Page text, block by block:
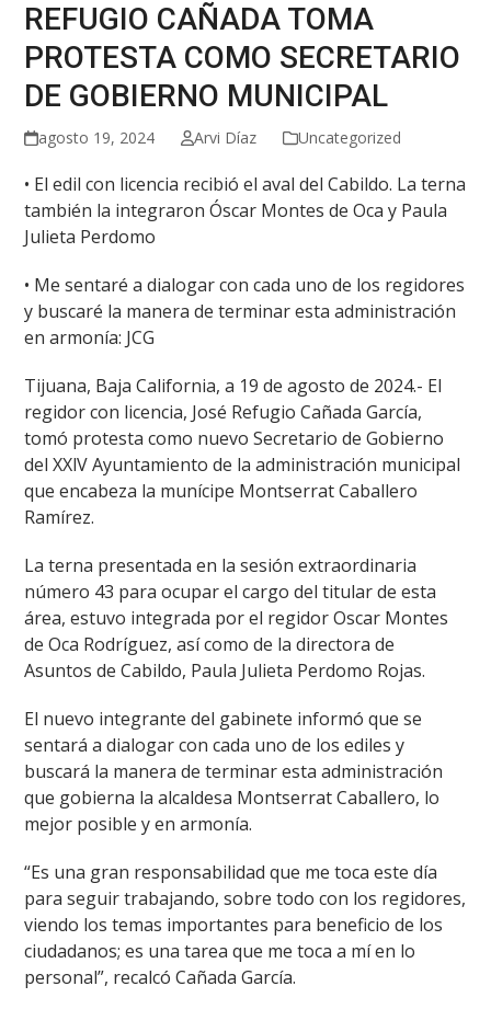
REFUGIO CAÑADA TOMA
PROTESTA COMO SECRETARIO
DE GOBIERNO MUNICIPAL
agosto 19, 2024 Arvi Díaz Uncategorized
• El edil con licencia recibió el aval del Cabildo. La terna
también la integraron Óscar Montes de Oca y Paula
Julieta Perdomo
• Me sentaré a dialogar con cada uno de los regidores
y buscaré la manera de terminar esta administración
en armonía: JCG
Tijuana, Baja California, a 19 de agosto de 2024.- El
regidor con licencia, José Refugio Cañada García,
tomó protesta como nuevo Secretario de Gobierno
del XXlV Ayuntamiento de la administración municipal
que encabeza la munícipe Montserrat Caballero
Ramírez.
La terna presentada en la sesión extraordinaria
número 43 para ocupar el cargo del titular de esta
área, estuvo integrada por el regidor Oscar Montes
de Oca Rodríguez, así como de la directora de
Asuntos de Cabildo, Paula Julieta Perdomo Rojas.
El nuevo integrante del gabinete informó que se
sentará a dialogar con cada uno de los ediles y
buscará la manera de terminar esta administración
que gobierna la alcaldesa Montserrat Caballero, lo
mejor posible y en armonía.
“Es una gran responsabilidad que me toca este día
para seguir trabajando, sobre todo con los regidores,
viendo los temas importantes para beneficio de los
ciudadanos; es una tarea que me toca a mí en lo
personal”, recalcó Cañada García.